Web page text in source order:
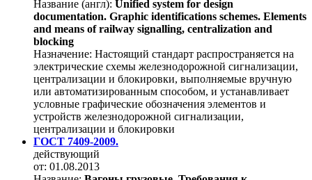
Название (англ): Unified system for design
documentation. Graphic identifications schemes. Elements
and means of railway signalling, centralization and
blocking
Назначение: Настоящий стандарт распространяется на
электрические схемы железнодорожной сигнализации,
централизации и блокировки, выполняемые вручную
или автоматизированным способом, и устанавливает
условные графические обозначения элементов и
устройств железнодорожной сигнализации,
централизации и блокировки
ГОСТ 7409-2009.
действующий
от: 01.08.2013